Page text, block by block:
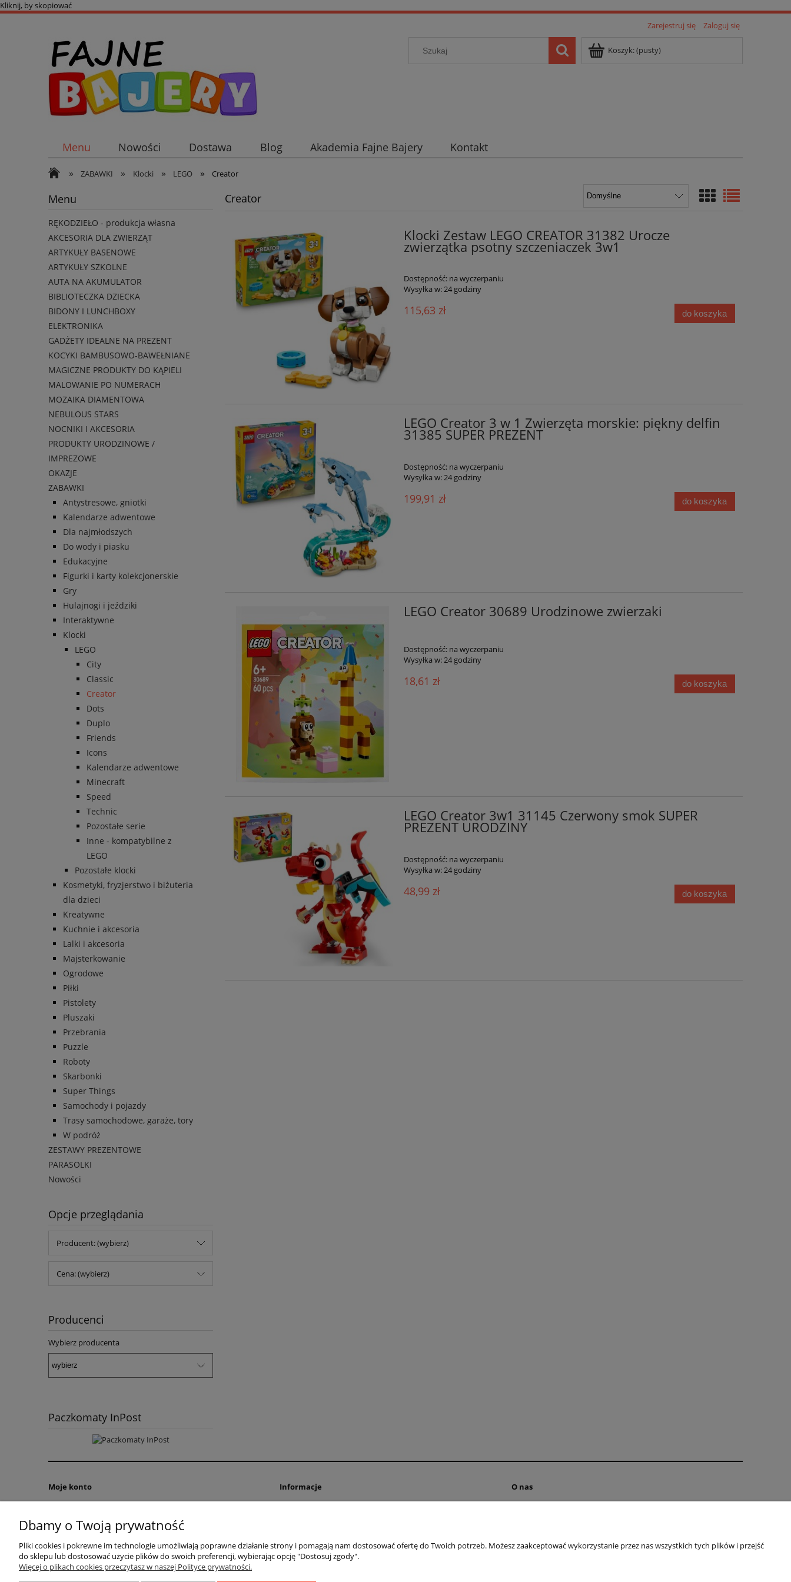
Kliknij, by skopiować
Zarejestruj się
Zaloguj się
Koszyk:(pusty)
Menu Nowości Dostawa Blog Akademia Fajne Bajery Kontakt
» ZABAWKI » Klocki » LEGO » Creator
Menu
RĘKODZIEŁO - produkcja własna
AKCESORIA DLA ZWIERZĄT
ARTYKUŁY BASENOWE
ARTYKUŁY SZKOLNE
AUTA NA AKUMULATOR
BIBLIOTECZKA DZIECKA
BIDONY I LUNCHBOXY
ELEKTRONIKA
GADŻETY IDEALNE NA PREZENT
KOCYKI BAMBUSOWO-BAWEŁNIANE
MAGICZNE PRODUKTY DO KĄPIELI
MALOWANIE PO NUMERACH
MOZAIKA DIAMENTOWA
NEBULOUS STARS
NOCNIKI I AKCESORIA
PRODUKTY URODZINOWE /
IMPREZOWE
OKAZJE
ZABAWKI
Antystresowe, gniotki
Kalendarze adwentowe
Dla najmłodszych
Do wody i piasku
Edukacyjne
Figurki i karty kolekcjonerskie
Gry
Hulajnogi i jeździki
Interaktywne
Klocki
LEGO
City
Classic
Creator
Dots
Duplo
Friends
Icons
Kalendarze adwentowe
Minecraft
Speed
Technic
Pozostałe serie
Inne - kompatybilne z
LEGO
Pozostałe klocki
Kosmetyki, fryzjerstwo i biżuteria
dla dzieci
Kreatywne
Kuchnie i akcesoria
Lalki i akcesoria
Majsterkowanie
Ogrodowe
Piłki
Pistolety
Pluszaki
Przebrania
Puzzle
Roboty
Skarbonki
Super Things
Samochody i pojazdy
Trasy samochodowe, garaże, tory
W podróż
ZESTAWY PREZENTOWE
PARASOLKI
Nowości
Opcje przeglądania
Producent: (wybierz)
Cena: (wybierz)
Producenci
Wybierz producenta
Paczkomaty InPost
Creator
Klocki Zestaw LEGO CREATOR 31382 Urocze
zwierzątka psotny szczeniaczek 3w1
Dostępność: na wyczerpaniu
Wysyłka w:24 godziny
115,63 zł do koszyka
LEGO Creator 3 w 1 Zwierzęta morskie: piękny delfin
31385 SUPER PREZENT
Dostępność: na wyczerpaniu
Wysyłka w:24 godziny
199,91 zł do koszyka
LEGO Creator 30689 Urodzinowe zwierzaki
Dostępność: na wyczerpaniu
Wysyłka w: 24 godziny
18,61 zł do koszyka
LEGO Creator 3w1 31145 Czerwony smok SUPER
PREZENT URODZINY
Dostępność: na wyczerpaniu
Wysyłka w: 24 godziny
48,99 zł do koszyka
Moje konto
Ustawienia konta
Informacje
Dostawa
O nas
Dbamy o Twoją prywatność
Pliki cookies i pokrewne im technologie umożliwiają poprawne działanie strony i pomagają nam dostosować ofertę do Twoich potrzeb. Możesz zaakceptować wykorzystanie przez nas wszystkich tych plików i przejść
do sklepu lub dostosować użycie plików do swoich preferencji, wybierając opcję "Dostosuj zgody".
Więcej o plikach cookies przeczytasz w naszej Polityce prywatności.